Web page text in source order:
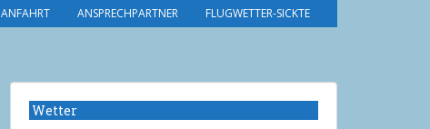
ANFAHRT ANSPRECHPARTNER FLUGWETTER-SICKTE
Wetter